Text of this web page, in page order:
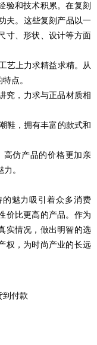
验和技术积累。在复刻
夫。这些复刻 产品以一
寸、形状、设计等方面
艺上力求精益求精。从
点。
究，力求与正品材质相
鞋，拥有丰富的款式和
高仿产品的价格更加亲
。
魅力吸引着众多消费
价比更高的产品。作为
实情况，做出明智的选
权，为时尚产业的长远
到付款